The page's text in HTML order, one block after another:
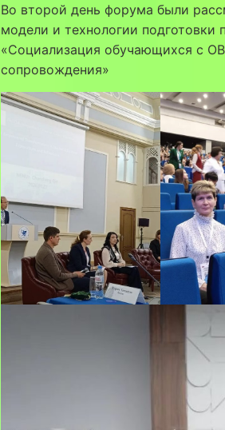
⁣Во второй день форума были
модели и технологии подготовки
«Социализация обучающихся с
сопровождения»